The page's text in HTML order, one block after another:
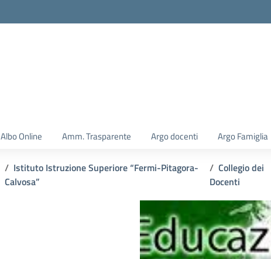
Albo Online Amm. Trasparente Argo docenti Argo Famiglia
Istituto Istruzione Superiore “Fermi-Pitagora-
Calvosa”
Collegio dei
Docenti